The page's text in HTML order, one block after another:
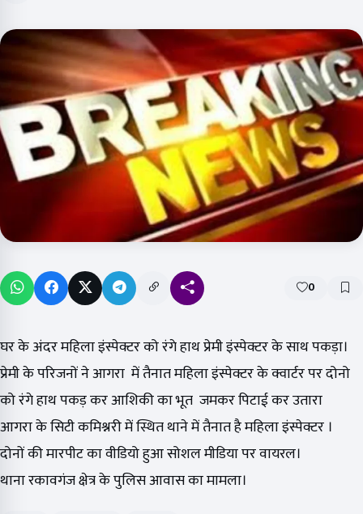
0
घर के अंदर महिला इंस्पेक्टर को रंगे हाथ प्रेमी इंस्पेक्टर के साथ पकड़ा।
प्रेमी के परिजनों ने आगरा में तैनात महिला इंस्पेक्टर के क्वार्टर पर दोनो
को रंगे हाथ पकड़ कर आशिकी का भूत जमकर पिटाई कर उतारा
आगरा के सिटी कमिश्नरी में स्थित थाने में तैनात है महिला इंस्पेक्टर ।
दोनों की मारपीट का वीडियो हुआ सोशल मीडिया पर वायरल।
थाना रकावगंज क्षेत्र के पुलिस आवास का मामला।